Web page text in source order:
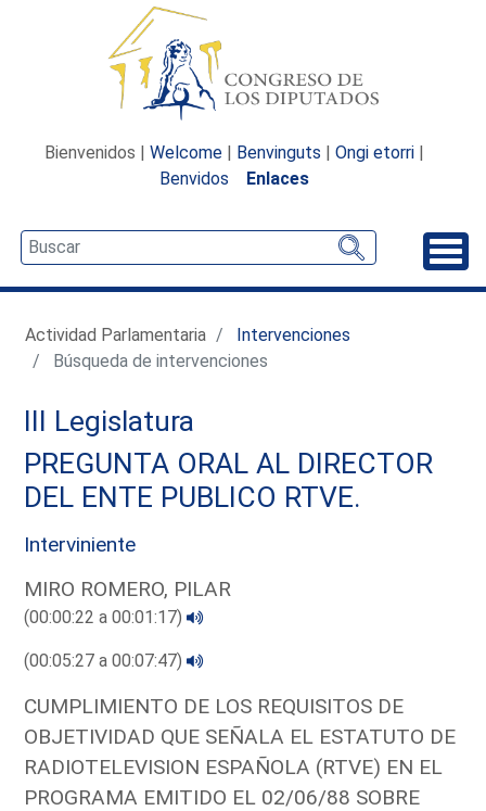
Bienvenidos | Welcome | Benvinguts | Ongi etorri |
Benvidos
Enlaces
Actividad Parlamentaria
Intervenciones
Búsqueda de intervenciones
III Legislatura
PREGUNTA ORAL AL DIRECTOR
DEL ENTE PUBLICO RTVE.
Interviniente
MIRO ROMERO, PILAR
(00:00:22 a 00:01:17)
(00:05:27 a 00:07:47)
CUMPLIMIENTO DE LOS REQUISITOS DE
OBJETIVIDAD QUE SEÑALA EL ESTATUTO DE
RADIOTELEVISION ESPAÑOLA (RTVE) EN EL
PROGRAMA EMITIDO EL 02/06/88 SOBRE